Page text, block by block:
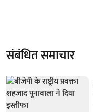
संबंधित समाचार